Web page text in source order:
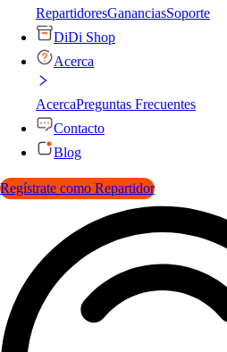
RepartidoresGananciasSoporte
DiDi Shop
Acerca
AcercaPreguntas Frecuentes
Contacto
Blog
Regístrate como Repartidor